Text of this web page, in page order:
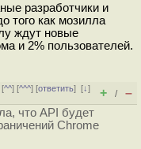
разработчики и
того как мозилла
ждут новые
и 2% пользователей.
[^^] [^^^] [ответить][↓]
+ / –
что API будет
Chrome